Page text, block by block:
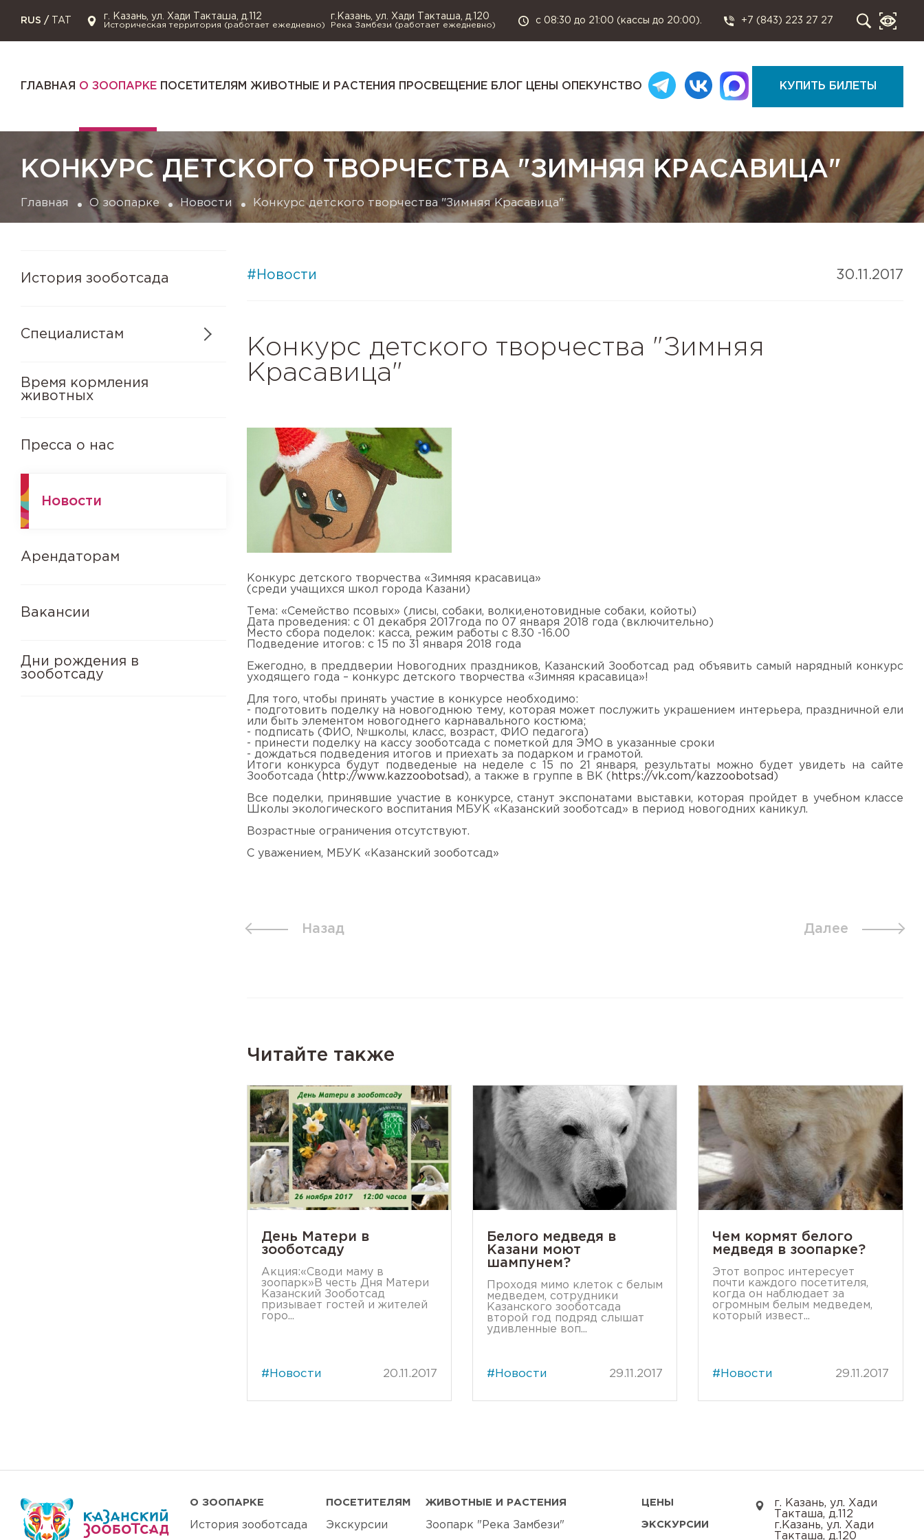
RUS / TAT г. Казань, ул. Хади Такташа, д.112
Историческая территория (работает ежедневно)
г.Казань, ул. Хади Такташа, д.120
Река Замбези (работает ежедневно)
с 08:30 до 21:00 (кассы до 20:00). +7 (843) 223 27 27
ГЛАВНАЯ О ЗООПАРКЕ ПОСЕТИТЕЛЯМ ЖИВОТНЫЕ И РАСТЕНИЯ ПРОСВЕЩЕНИЕ БЛОГ ЦЕНЫ ОПЕКУНСТВО КУПИТЬ БИЛЕТЫ
КОНКУРС ДЕТСКОГО ТВОРЧЕСТВА "ЗИМНЯЯ КРАСАВИЦА"
Главная О зоопарке Новости Конкурс детского творчества "Зимняя Красавица"
История зооботсада
Специалистам
Время кормления
животных
Пресса о нас
Новости
Арендаторам
Вакансии
Дни рождения в
зооботсаду
#Новости 30.11.2017
Конкурс детского творчества "Зимняя
Красавица"
Конкурс детского творчества «Зимняя красавица»
(среди учащихся школ города Казани)
Тема: «Семейство псовых» (лисы, собаки, волки,енотовидные собаки, койоты)
Дата проведения: с 01 декабря 2017года по 07 января 2018 года (включительно)
Место сбора поделок: касса, режим работы с 8.30 -16.00
Подведение итогов: с 15 по 31 января 2018 года
Ежегодно, в преддверии Новогодних праздников, Казанский Зооботсад рад объявить самый нарядный конкурс
уходящего года – конкурс детского творчества «Зимняя красавица»!
Для того, чтобы принять участие в конкурсе необходимо:
- подготовить поделку на новогоднюю тему, которая может послужить украшением интерьера, праздничной ели
или быть элементом новогоднего карнавального костюма;
- подписать (ФИО, №школы, класс, возраст, ФИО педагога)
- принести поделку на кассу зооботсада с пометкой для ЭМО в указанные сроки
- дождаться подведения итогов и приехать за подарком и грамотой.
Итоги конкурса будут подведеные на неделе с 15 по 21 января, результаты можно будет увидеть на сайте
Зооботсада ( http://www.kazzoobotsad ), а также в группе в ВК ( https://vk.com/kazzoobotsad )
Все поделки, принявшие участие в конкурсе, станут экспонатами выставки, которая пройдет в учебном классе
Школы экологического воспитания МБУК «Казанский зооботсад» в период новогодних каникул.
Возрастные ограничения отсутствуют.
С уважением, МБУК «Казанский зооботсад»
Назад Далее
Читайте также
День Матери в
зооботсаду
Акция:«Своди маму в
зоопарк»В честь Дня Матери
Казанский Зооботсад
призывает гостей и жителей
горо...
#Новости 20.11.2017
Белого медведя в
Казани моют
шампунем?
Проходя мимо клеток с белым
медведем, сотрудники
Казанского зооботсада
второй год подряд слышат
удивленные воп...
#Новости 29.11.2017
Чем кормят белого
медведя в зоопарке?
Этот вопрос интересует
почти каждого посетителя,
когда он наблюдает за
огромным белым медведем,
который извест...
#Новости 29.11.2017
О ЗООПАРКЕ
История зооботсада
ПОСЕТИТЕЛЯМ
Экскурсии
ЖИВОТНЫЕ И РАСТЕНИЯ
Зоопарк "Река Замбези"
ЦЕНЫ
ЭКСКУРСИИ
г. Казань, ул. Хади
Такташа, д.112
г.Казань, ул. Хади
Такташа, д.120